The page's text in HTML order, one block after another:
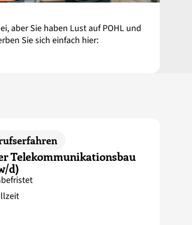
aber Sie haben Lust auf POHL und
Sie sich einfach hier:
Telekommunikationsbau
d)